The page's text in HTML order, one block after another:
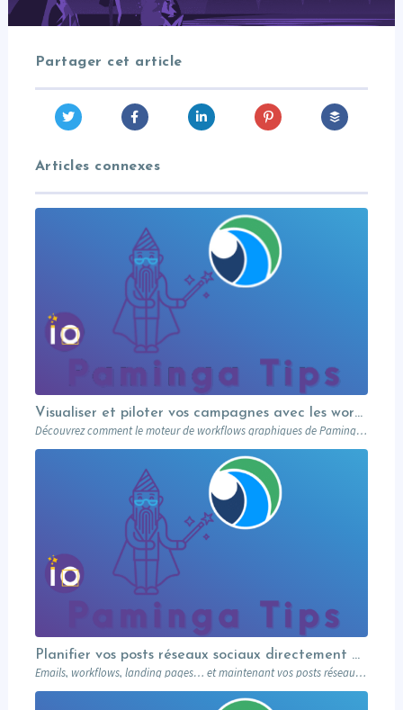
Partager cet article
Articles connexes
Visualiser et piloter vos campagnes avec les workflows graphiques Paminga.
Découvrez comment le moteur de workflows graphiques de Paminga vous permet de visualiser toute la logique de vos campagnes en un seul coup d’œil — branches conditionnelles, AB tests, waits et intégration Salesforce.
Planifier vos posts réseaux sociaux directement depuis votre MA
Emails, workflows, landing pages… et maintenant vos posts réseaux sociaux. Paminga centralise votre marketing dans un seul outil. Paminga Tip #08.